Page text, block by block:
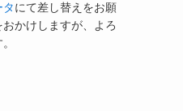
タにて差し替えをお願
かけしますが、よろ